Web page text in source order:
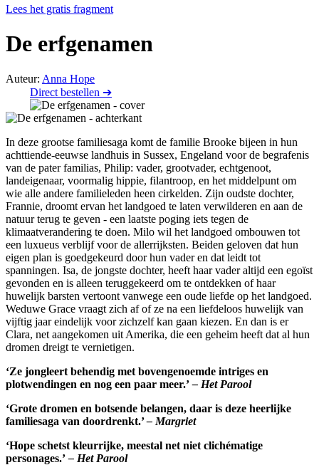
Lees het gratis fragment
De erfgenamen
Auteur: Anna Hope
Direct bestellen ➔
In deze grootse familiesaga komt de familie Brooke bijeen in hun
achttiende-eeuwse landhuis in Sussex, Engeland voor de begrafenis
van de pater familias, Philip: vader, grootvader, echtgenoot,
landeigenaar, voormalig hippie, filantroop, en het middelpunt om
wie alle andere familieleden heen cirkelden. Zijn oudste dochter,
Frannie, droomt ervan het landgoed te laten verwilderen en aan de
natuur terug te geven - een laatste poging iets tegen de
klimaatverandering te doen. Milo wil het landgoed ombouwen tot
een luxueus verblijf voor de allerrijksten. Beiden geloven dat hun
eigen plan is goedgekeurd door hun vader en dat leidt tot
spanningen. Isa, de jongste dochter, heeft haar vader altijd een egoïst
gevonden en is alleen teruggekeerd om te ontdekken of haar
huwelijk barsten vertoont vanwege een oude liefde op het landgoed.
Weduwe Grace vraagt zich af of ze na een liefdeloos huwelijk van
vijftig jaar eindelijk voor zichzelf kan gaan kiezen. En dan is er
Clara, net aangekomen uit Amerika, die een geheim heeft dat al hun
dromen dreigt te vernietigen.
‘Ze jongleert behendig met bovengenoemde intriges en
plotwendingen en nog een paar meer.’– Het Parool
‘Grote dromen en botsende belangen, daar is deze heerlijke
familiesaga van doordrenkt.’– Margriet
‘Hope schetst kleurrijke, meestal net niet clichématige
personages.’– Het Parool